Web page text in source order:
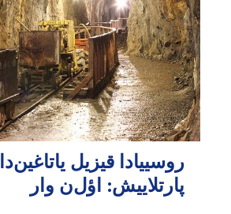
روسییادا قیزیل یاتاغین‌دا
پارتلاییش: اؤل‌ن وار